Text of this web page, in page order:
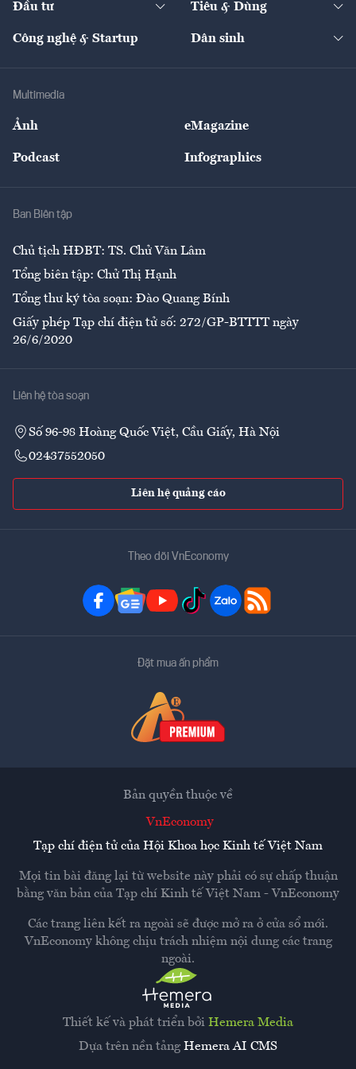
Quản trị số
Tư vấn
Thị trường
Nông sản
Đầu tư Tiêu & Dùng
Giải trí
Công nghệ & Startup Dân sinh
Multimedia
Ảnh eMagazine
Podcast Infographics
Ban Biên tập
Chủ tịch HĐBT: TS. Chử Văn Lâm
Tổng biên tập: Chử Thị Hạnh
Tổng thư ký tòa soạn: Đào Quang Bính
Giấy phép Tạp chí điện tử số: 272/GP-BTTTT ngày
26/6/2020
Liên hệ tòa soạn
Số 96-98 Hoàng Quốc Việt, Cầu Giấy, Hà Nội
02437552050
Liên hệ quảng cáo
Theo dõi VnEconomy
Đặt mua ấn phẩm
Thiết kế và phát triển bởi Hemera Media
Dựa trên nền tảng Hemera AI CMS
Bản quyền thuộc về
VnEconomy
Tạp chí điện tử của Hội Khoa học Kinh tế Việt Nam
Mọi tin bài đăng lại từ website này phải có sự chấp thuận
bằng văn bản của Tạp chí Kinh tế Việt Nam - VnEconomy
Các trang liên kết ra ngoài sẽ được mở ra ở cửa sổ mới.
VnEconomy không chịu trách nhiệm nội dung các trang
ngoài.